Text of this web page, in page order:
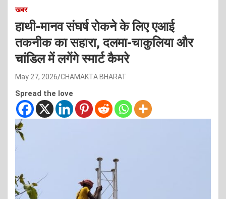
खबर
हाथी-मानव संघर्ष रोकने के लिए एआई
तकनीक का सहारा, दलमा-चाकुलिया और
चांडिल में लगेंगे स्मार्ट कैमरे
May 27, 2026 CHAMAKTA BHARAT
Spread the love